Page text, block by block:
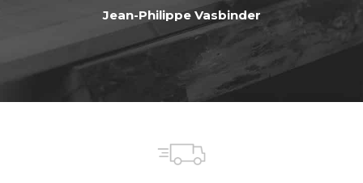
Jean-Philippe Vasbinder